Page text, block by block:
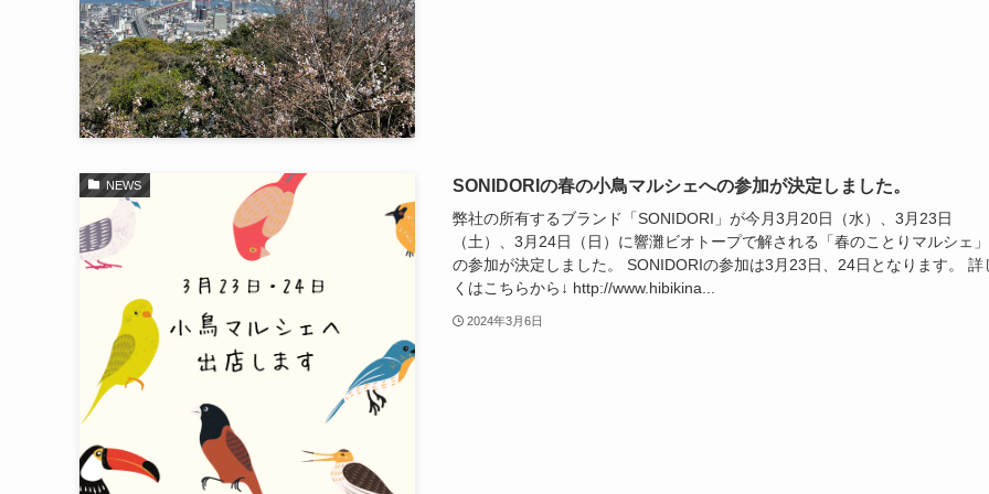
NEWS SONIDORIの春の小鳥マルシェへの参加が決定しました。
弊社の所有するブランド「SONIDORI」が今月3月20日（水）、3月23日
（土）、3月24日（日）に響灘ビオトープで解される「春のことりマルシェ
の参加が決定しました。 SONIDORIの参加は3月23日、24日となります。 詳
くはこちらから↓ http://www.hibikina...
2024年3月6日